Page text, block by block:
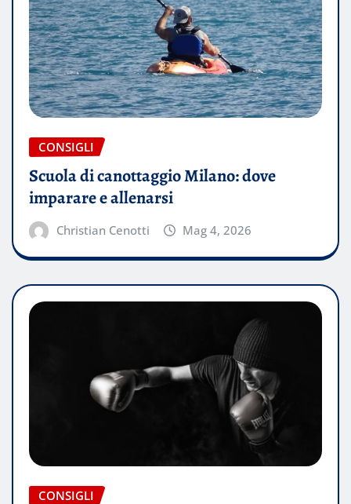
CONSIGLI
Scuola di canottaggio Milano: dove
imparare e allenarsi
Christian Cenotti Mag 4, 2026
CONSIGLI